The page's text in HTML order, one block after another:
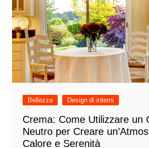
Bellezza Design di interni
Crema: Come Utilizzare un
Neutro per Creare
Calore e Serenità